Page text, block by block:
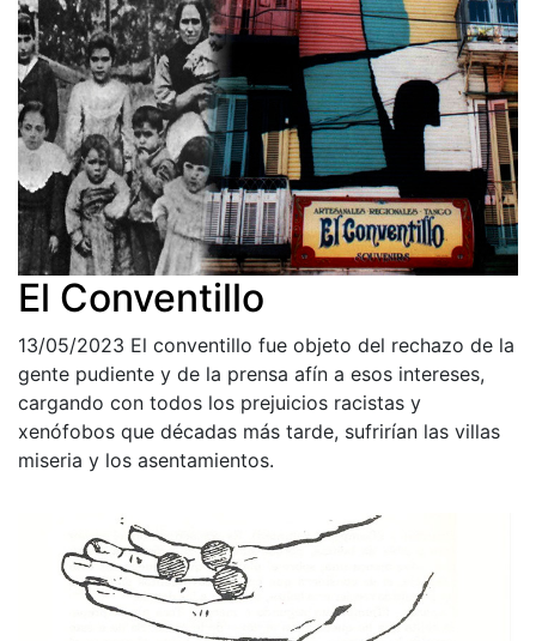
El Conventillo
13/05/2023 El conventillo fue objeto del rechazo de la
gente pudiente y de la prensa afín a esos intereses,
cargando con todos los prejuicios racistas y
xenófobos que décadas más tarde, sufrirían las villas
miseria y los asentamientos.